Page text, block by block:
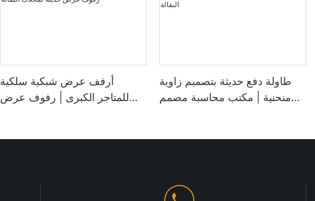
أرفف عرض شبكية سلكية
للمتاجر الكبرى | رفوف عرض
طاولة دفع حديثة بتصميم زاوية
منحنية | مكتب محاسبة مصمم